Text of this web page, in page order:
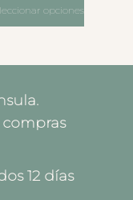
opciones
12 días